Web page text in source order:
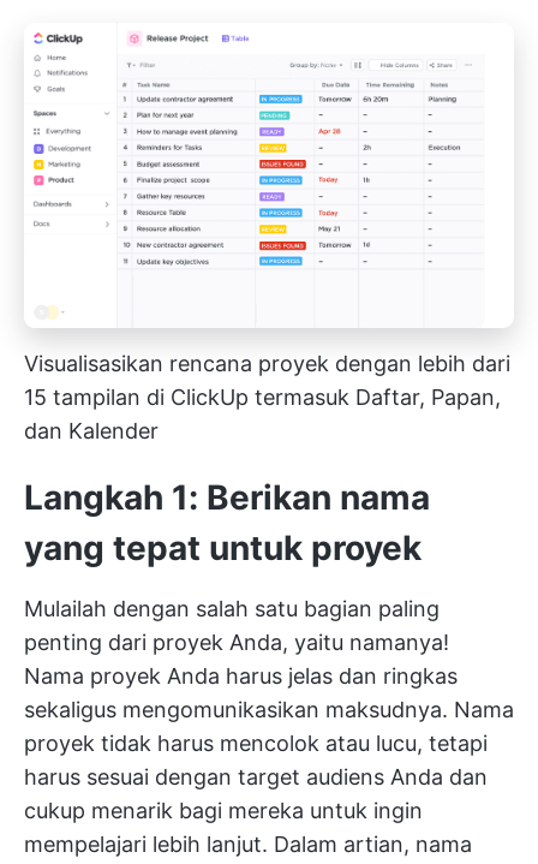
Visualisasikan rencana proyek dengan lebih dari
15 tampilan di ClickUp termasuk Daftar, Papan,
dan Kalender
Langkah 1: Berikan nama
yang tepat untuk proyek
Mulailah dengan salah satu bagian paling
penting dari proyek Anda, yaitu namanya!
Nama proyek Anda harus jelas dan ringkas
sekaligus mengomunikasikan maksudnya. Nama
proyek tidak harus mencolok atau lucu, tetapi
harus sesuai dengan target audiens Anda dan
cukup menarik bagi mereka untuk ingin
mempelajari lebih lanjut. Dalam artian, nama